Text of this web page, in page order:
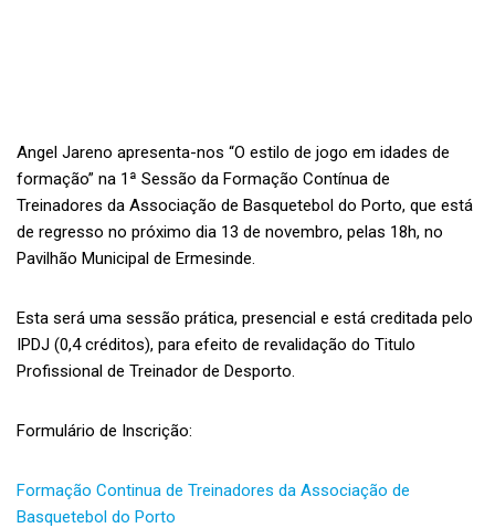
Angel Jareno apresenta-nos “O estilo de jogo em idades de
formação” na 1ª Sessão da Formação Contínua de
Treinadores da Associação de Basquetebol do Porto, que está
de regresso no próximo dia 13 de novembro, pelas 18h, no
Pavilhão Municipal de Ermesinde.
Esta será uma sessão prática, presencial e está creditada pelo
IPDJ (0,4 créditos), para efeito de revalidação do Titulo
Profissional de Treinador de Desporto.
Formulário de Inscrição:
Formação Continua de Treinadores da Associação de
Basquetebol do Porto